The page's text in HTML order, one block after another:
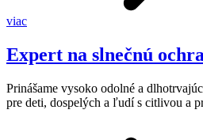
viac
Expert na slnečnú
Prinášame vysoko odolné a
pre deti, dospelých a ľudí s citlivou a